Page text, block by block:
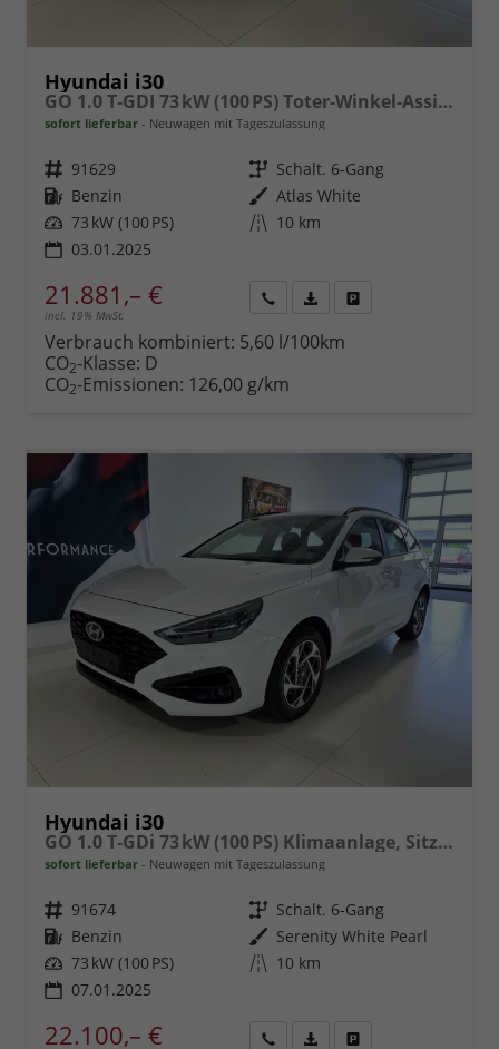
Hyundai i30
GO 1.0 T-GDI 73 kW (100 PS) Toter-Winkel-Assistent, 2-Zonen-Klimaautomatik, PDC vorne und hinten, Rückfahrkamera, LED-Scheinwerfer, Sitzheizung, Lenkradheizung, Navigationssystem, Radio mit DAB, Apple CarPlay, Android Auto, 16 Zoll Leichtmetallfelgen
sofort lieferbar Neuwagen mit Tageszulassung
Fahrzeugnr. 91629 Getriebe Schalt. 6-Gang
Kraftstoff Benzin Außenfarbe Atlas White
Leistung 73 kW (100 PS) Kilometerstand 10 km
03.01.2025
21.881,– €
incl. 19% MwSt.
anfordern
Datei,
Verbrauch kombiniert: 5,60 l/100km
CO2-Klasse: D
CO2-Emissionen: 126,00 g/km
Hyundai i30
GO 1.0 T-GDi 73 kW (100 PS) Klimaanlage, Sitzheizung, Lenkradheizung, Navigationssystem, DAB, Apple CarPlay, Android Auto, Bluetooth, Freisprecheinrichtung, USB-Anschluss, Digitales Cockpit, LED-Abblendlicht, Dachreling, 16 Zoll Leichtmetallfelgen, uvm.
sofort lieferbar Neuwagen mit Tageszulassung
Fahrzeugnr. 91674 Getriebe Schalt. 6-Gang
Kraftstoff Benzin Außenfarbe Serenity White Pearl
Leistung 73 kW (100 PS) Kilometerstand 10 km
07.01.2025
22.100,– €